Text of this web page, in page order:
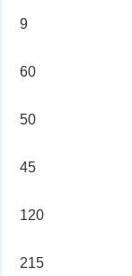
9
60
50
45
120
215